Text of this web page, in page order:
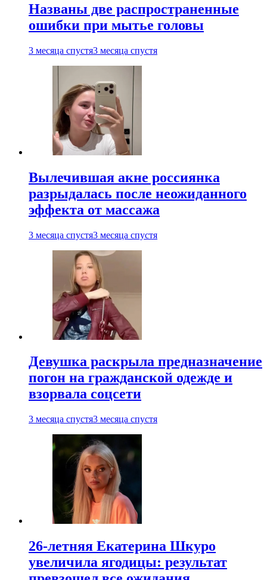
Названы две распространенные
ошибки при мытье головы
3 месяца спустя3 месяца спустя
Вылечившая акне россиянка
разрыдалась после неожиданного
эффекта от массажа
3 месяца спустя3 месяца спустя
Девушка раскрыла предназначение
погон на гражданской одежде и
взорвала соцсети
3 месяца спустя3 месяца спустя
26-летняя Екатерина Шкуро
увеличила ягодицы: результат